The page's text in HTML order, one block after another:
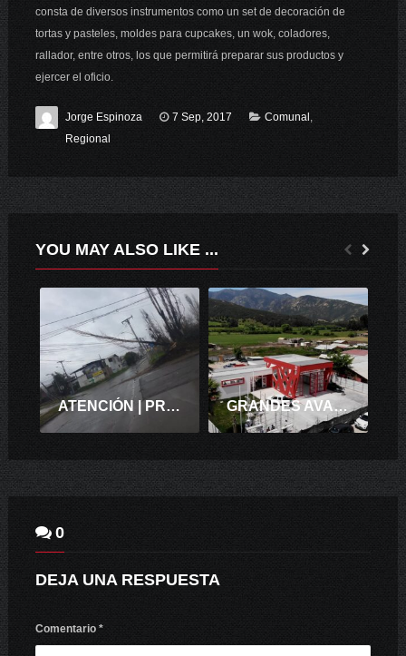
consta de diversos instrumentos como un set de decoración de
tortas y pasteles, moldes para cupcakes, un wok, coladores,
rallador, entre otros, los que permitirá preparar sus productos y
ejercer el oficio.
Jorge Espinoza 7 Sep, 2017 Comunal ,
Regional
YOU MAY ALSO LIKE ...
ATENCIÓN | PRECAUCIÓN GRANDES AVANCES PARA EL CUARTEL DE LA 3° COMPAÑÍA DE BOMBEROS DE APALTA
0
DEJA UNA RESPUESTA
Comentario *